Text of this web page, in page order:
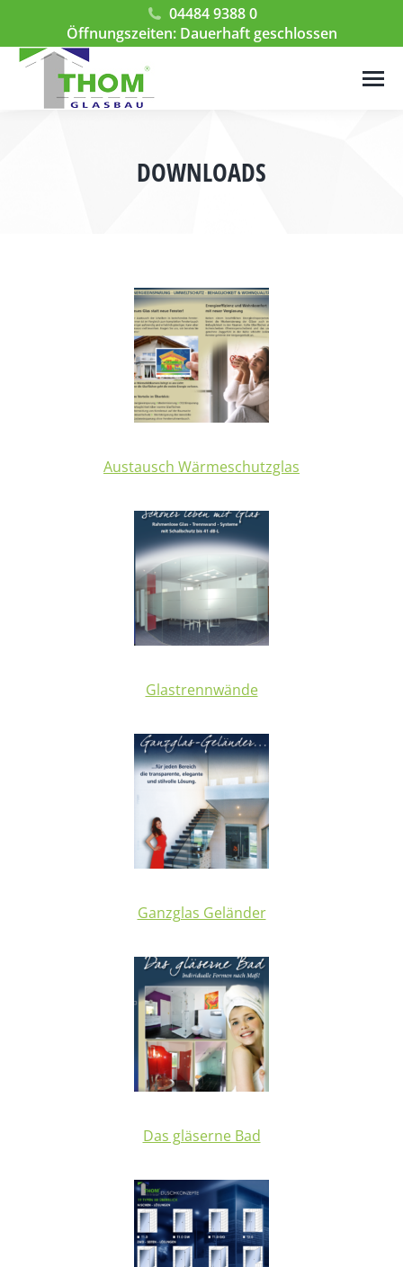
04484 9388 0
Öffnungszeiten: Dauerhaft geschlossen
DOWNLOADS
Austausch Wärmeschutzglas
Glastrennwände
Ganzglas Geländer
Das gläserne Bad